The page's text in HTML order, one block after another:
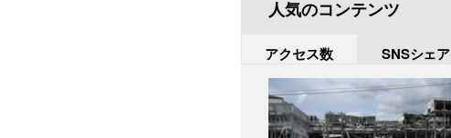
人気のコンテンツ
アクセス数 SNSシェア